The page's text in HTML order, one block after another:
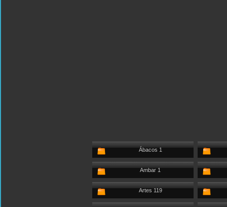
Ábacos 1
Ambar 1
Artes 119